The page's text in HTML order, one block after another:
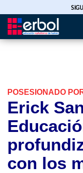
Pasar
POSESIONADO
Erick
con los